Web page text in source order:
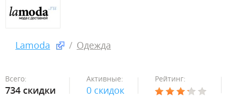
Lamoda Одежда
Всего:
734 скидки
Активные:
0 скидок
Рейтинг: